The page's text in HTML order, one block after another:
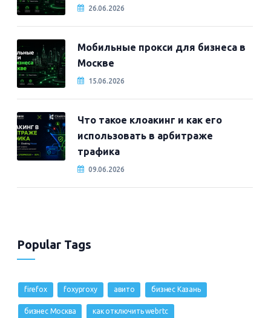
26.06.2026
Мобильные прокси для бизнеса в
Москве
15.06.2026
Что такое клоакинг и как его
использовать в арбитраже
трафика
09.06.2026
Popular Tags
firefox foxyproxy авито бизнес Казань
бизнес Москва как отключить webrtc